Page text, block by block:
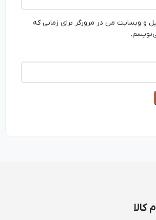
وبسایت من در مرورگر برای زمانی که